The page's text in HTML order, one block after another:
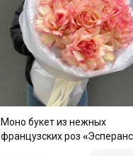
Моно букет из нежных
французских роз